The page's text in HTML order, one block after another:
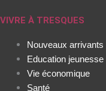
VIVRE À TRESQUES
Nouveaux arrivants
Education jeunesse
Vie économique
Santé